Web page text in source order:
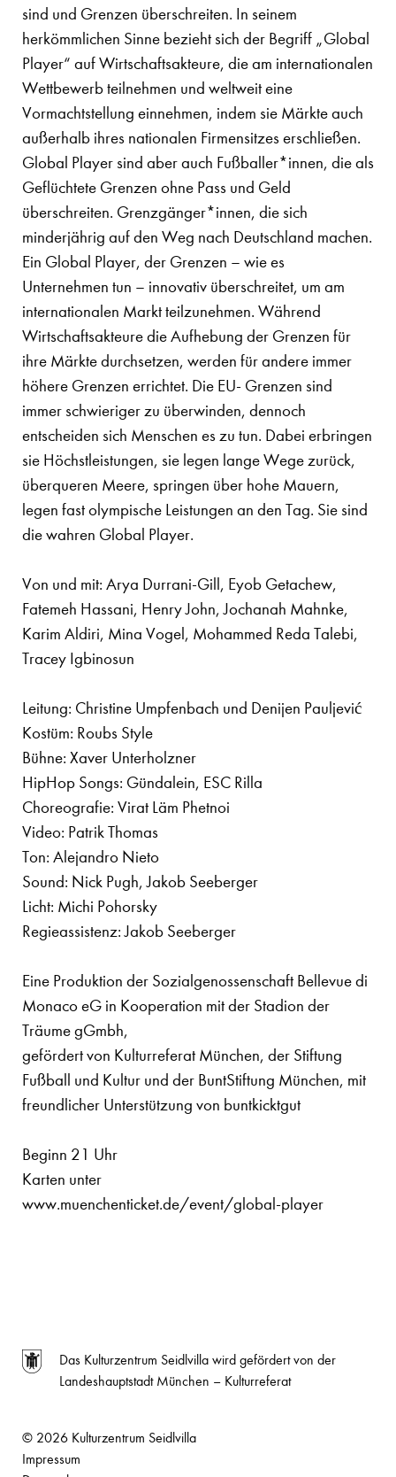
sind und Grenzen überschreiten. In seinem
herkömmlichen Sinne bezieht sich der Begriff „Global
Player“ auf Wirtschaftsakteure, die am internationalen
Wettbewerb teilnehmen und weltweit eine
Vormachtstellung einnehmen, indem sie Märkte auch
außerhalb ihres nationalen Firmensitzes erschließen.
Global Player sind aber auch Fußballer*innen, die als
Geflüchtete Grenzen ohne Pass und Geld
überschreiten. Grenzgänger*innen, die sich
minderjährig auf den Weg nach Deutschland machen.
Ein Global Player, der Grenzen – wie es
Unternehmen tun – innovativ überschreitet, um am
internationalen Markt teilzunehmen. Während
Wirtschaftsakteure die Aufhebung der Grenzen für
ihre Märkte durchsetzen, werden für andere immer
höhere Grenzen errichtet. Die EU- Grenzen sind
immer schwieriger zu überwinden, dennoch
entscheiden sich Menschen es zu tun. Dabei erbringen
sie Höchstleistungen, sie legen lange Wege zurück,
überqueren Meere, springen über hohe Mauern,
legen fast olympische Leistungen an den Tag. Sie sind
die wahren Global Player.
Von und mit: Arya Durrani-Gill, Eyob Getachew,
Fatemeh Hassani, Henry John, Jochanah Mahnke,
Karim Aldiri, Mina Vogel, Mohammed Reda Talebi,
Tracey Igbinosun
Leitung: Christine Umpfenbach und Denijen Pauljević
Kostüm: Roubs Style
Bühne: Xaver Unterholzner
HipHop Songs: Gündalein, ESC Rilla
Choreografie: Virat Läm Phetnoi
Video: Patrik Thomas
Ton: Alejandro Nieto
Sound: Nick Pugh, Jakob Seeberger
Licht: Michi Pohorsky
Regieassistenz: Jakob Seeberger
Eine Produktion der Sozialgenossenschaft Bellevue di
Monaco eG in Kooperation mit der Stadion der
Träume gGmbh,
gefördert von Kulturreferat München, der Stiftung
Fußball und Kultur und der BuntStiftung München, mit
freundlicher Unterstützung von buntkicktgut
Beginn 21 Uhr
Karten unter
www.muenchenticket.de/event/global-player
Das Kulturzentrum Seidlvilla wird gefördert von der
Landeshauptstadt München – Kulturreferat
© 2026 Kulturzentrum Seidlvilla
Impressum